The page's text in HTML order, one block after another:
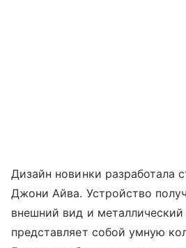
Дизайн новинки разработала
Джони Айва. Устройство
внешний вид и
представляет собой умную